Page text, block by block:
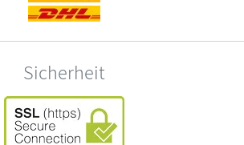
Sicherheit